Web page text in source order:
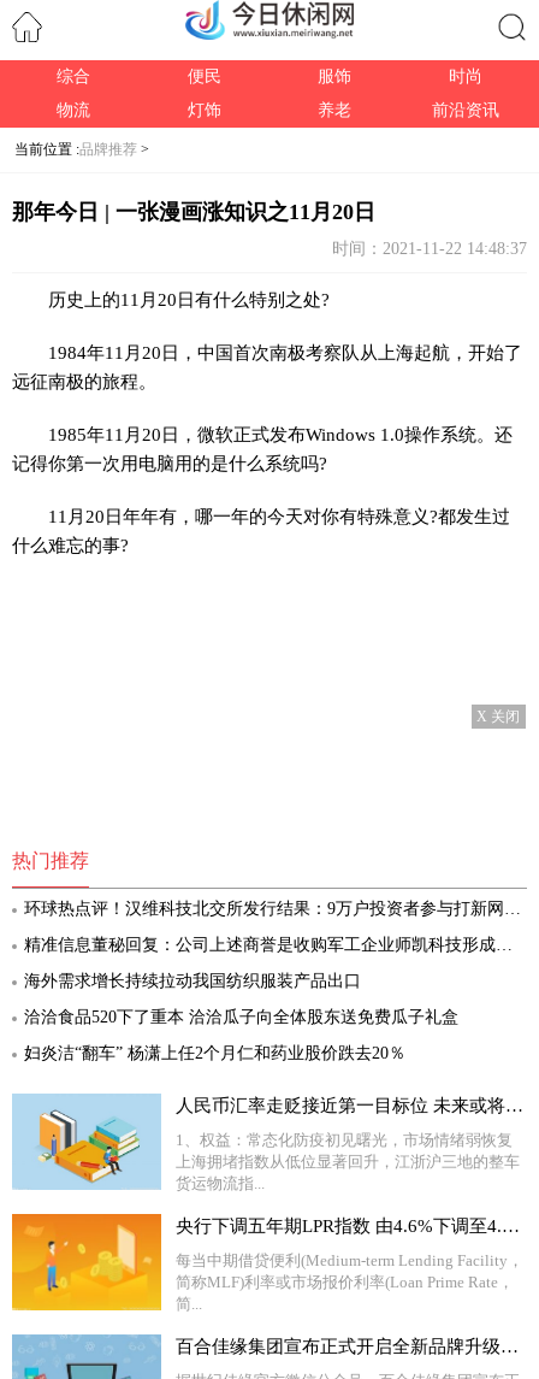
综合 便民 服饰
时尚
物流
灯饰 养老 前沿资讯
当前位置 :品牌推荐 >
那年今日 | 一张漫画涨知识之11月20日
时间：2021-11-22 14:48:37
历史上的11月20日有什么特别之处?
1984年11月20日，中国首次南极考察队从上海起航，开始了
远征南极的旅程。
1985年11月20日，微软正式发布Windows 1.0操作系统。还
记得你第一次用电脑用的是什么系统吗?
11月20日年年有，哪一年的今天对你有特殊意义?都发生过
什么难忘的事?
X 关闭
热门推荐
环球热点评！汉维科技北交所发行结果：9万户投资者参与打新网上有效申购倍数91倍
精准信息董秘回复：公司上述商誉是收购军工企业师凯科技形成的，截至目前师凯科技经营状况良好，未发现有减值迹象 环球消息
海外需求增长持续拉动我国纺织服装产品出口
洽洽食品520下了重本 洽洽瓜子向全体股东送免费瓜子礼盒
妇炎洁“翻车” 杨潇上任2个月仁和药业股价跌去20％
人民币汇率走贬接近第一目标位 未来或将走向7.0时代
1、权益：常态化防疫初见曙光，市场情绪弱恢复
上海拥堵指数从低位显著回升，江浙沪三地的整车
货运物流指...
央行下调五年期LPR指数 由4.6%下调至4.45%
每当中期借贷便利(Medium-term Lending Facility，
简称MLF)利率或市场报价利率(Loan Prime Rate，
简...
百合佳缘集团宣布正式开启全新品牌升级计划 更名为“复爱合缘集团”